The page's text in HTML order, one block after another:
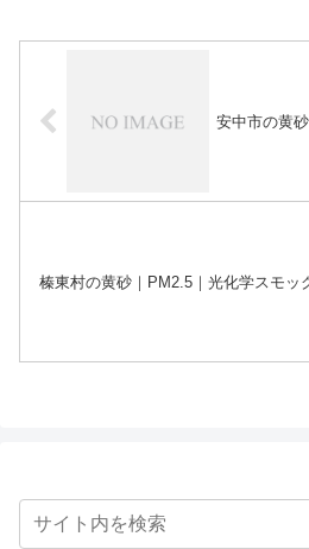
安中市の黄
榛東村の黄砂｜PM2.5｜光化学スモッ